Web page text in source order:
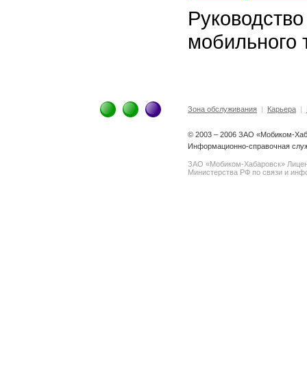
мобильного
Зона обслуживания| Карьера|
© 2003 – 2006 ЗАО «Мобиком-
Информационно-справочная
ЗАО «Мобиком-Хабаровск»
Министерства РФ по связи и